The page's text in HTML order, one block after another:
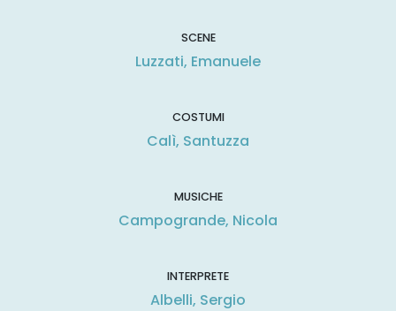
SCENE
Luzzati, Emanuele
COSTUMI
Calì, Santuzza
MUSICHE
Campogrande, Nicola
INTERPRETE
Albelli, Sergio